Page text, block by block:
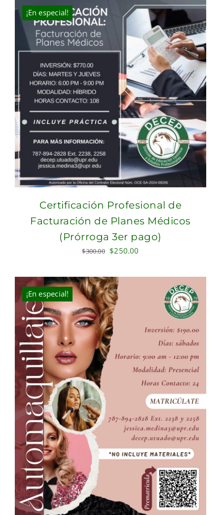
$300.00.$250.00.
¡En especial!
Certificación Profesional de
Facturación de Planes Médicos
(Prórroga 3er pago)
$300.00 Original
was:
$300.00.
$250.00
is:
$250.00.
¡En especial!